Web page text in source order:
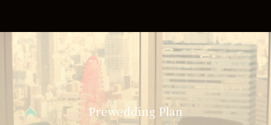
Prewedding Plan